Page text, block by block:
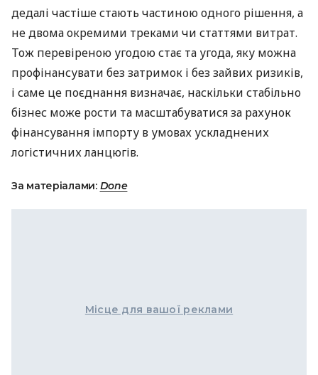
дедалі частіше стають частиною одного рішення, а
не двома окремими треками чи статтями витрат.
Тож перевіреною угодою стає та угода, яку можна
профінансувати без затримок і без зайвих ризиків,
і саме це поєднання визначає, наскільки стабільно
бізнес може рости та масштабуватися за рахунок
фінансування імпорту в умовах ускладнених
логістичних ланцюгів.
За матеріалами: Done
Місце для вашої реклами